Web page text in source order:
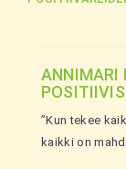
ANNIMARI
”Kun tekee
kaikki on